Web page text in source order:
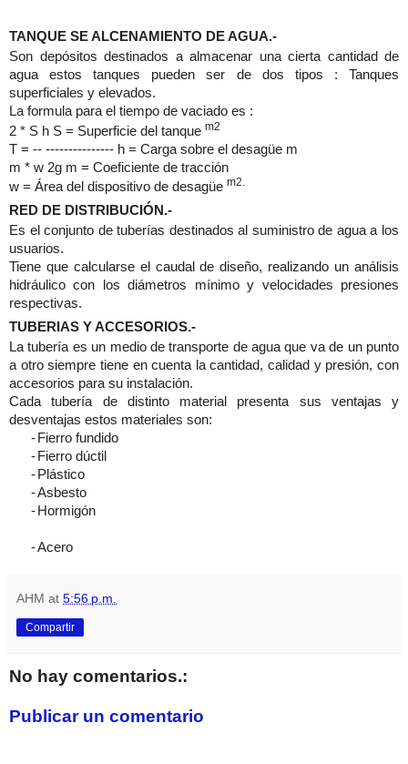
TANQUE SE ALCENAMIENTO DE AGUA.-
Son depósitos destinados a almacenar una cierta cantidad de
agua estos tanques pueden ser de dos tipos : Tanques
superficiales y elevados.
La formula para el tiempo de vaciado es :
2 * S h S = Superficie del tanque m2
T = -- --------------- h = Carga sobre el desagüe m
m * w 2g m = Coeficiente de tracción
w = Área del dispositivo de desagüe m2.
RED DE DISTRIBUCIÓN.-
Es el conjunto de tuberías destinados al suministro de agua a los
usuarios.
Tiene que calcularse el caudal de diseño, realizando un análisis
hidráulico con los diámetros mínimo y velocidades presiones
respectivas.
TUBERIAS Y ACCESORIOS.-
La tubería es un medio de transporte de agua que va de un punto
a otro siempre tiene en cuenta la cantidad, calidad y presión, con
accesorios para su instalación.
Cada tubería de distinto material presenta sus ventajas y
desventajas estos materiales son:
- Fierro fundido
- Fierro dúctil
- Plástico
-Asbesto
- Hormigón
-Acero
AHM at 5:56 p.m.
Compartir
No hay comentarios.:
Publicar un comentario